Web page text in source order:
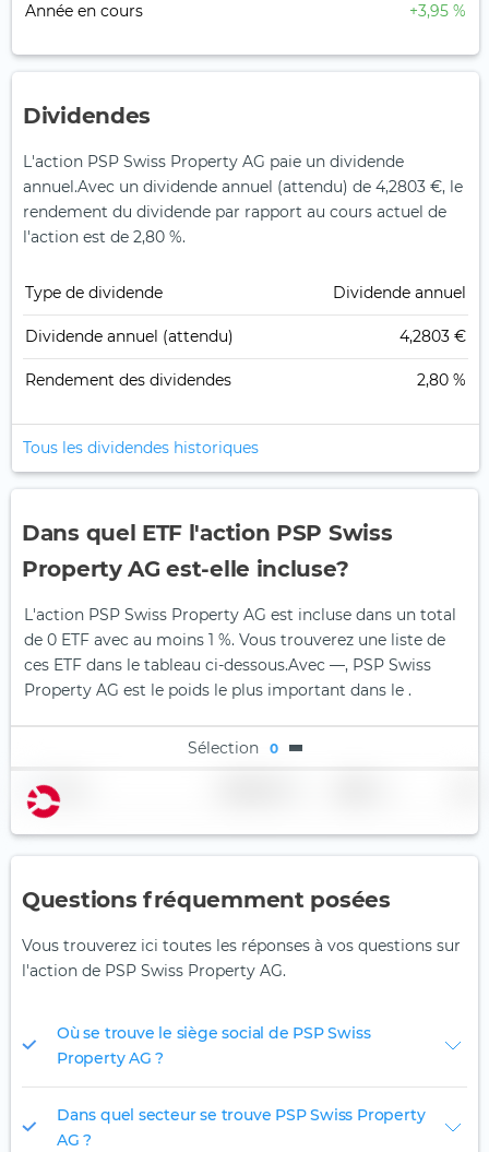
Année en cours +3,95 %
Dividendes
L'action PSP Swiss Property AG paie un dividende
annuel.Avec un dividende annuel (attendu) de 4,2803 €, le
rendement du dividende par rapport au cours actuel de
l'action est de 2,80 %.
Type de dividende Dividende annuel
Dividende annuel (attendu) 4,2803 €
Rendement des dividendes 2,80 %
Tous les dividendes historiques
Dans quel ETF l'action PSP Swiss
Property AG est-elle incluse?
L'action PSP Swiss Property AG est incluse dans un total
de 0 ETF avec au moins 1 %. Vous trouverez une liste de
ces ETF dans le tableau ci-dessous.Avec —, PSP Swiss
Property AG est le poids le plus important dans le .
Sélection 0
Nom
Questions fréquemment posées
Vous trouverez ici toutes les réponses à vos questions sur
l'action de PSP Swiss Property AG.
Où se trouve le siège social de PSP Swiss
Property AG ?
Dans quel secteur se trouve PSP Swiss Property
AG ?